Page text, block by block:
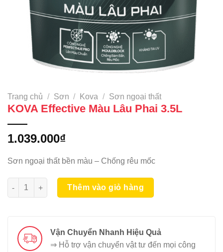
Trang chủ / Sơn / Kova / Sơn ngoại thất
KOVA Effective Màu Lâu Phai 3.5L
1.039.000₫
Sơn ngoại thất bền màu – Chống rêu mốc
KOVA Effective Màu Lâu Phai 3.5L số lượng
Thêm vào giỏ hàng
Vận Chuyển Nhanh Hiệu Quả
⇒ Hỗ trợ vận chuyển vật tư đến mọi công